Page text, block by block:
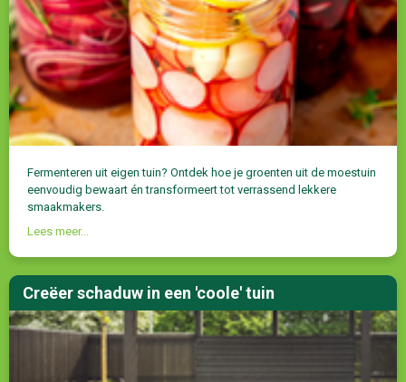
Fermenteren uit eigen tuin? Ontdek hoe je groenten uit de moestuin
eenvoudig bewaart én transformeert tot verrassend lekkere
smaakmakers.
Lees meer...
Creëer schaduw in een 'coole' tuin